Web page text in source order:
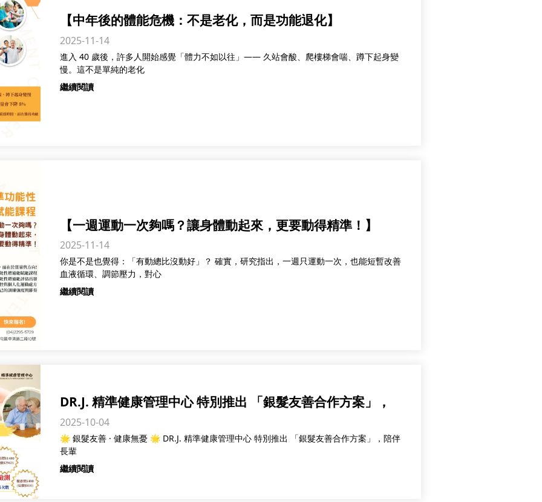
【中年後的體能危機：不是老化，而是功能退化】
2025-11-14
進入 40 歲後，許多人開始感覺「體力不如以往」—— 久站會酸、爬樓梯會喘、蹲下起身變
慢。這不是單純的老化
繼續閱讀
【一週運動一次夠嗎？讓身體動起來，更要動得精準！】
2025-11-14
你是不是也覺得：「有動總比沒動好」？ 確實，研究指出，一週只運動一次，也能短暫改善
血液循環、調節壓力，對心
繼續閱讀
DR.J. 精準健康管理中心 特別推出 「銀髮友善合作方案」，
陪伴長輩守護健康、快樂生活！
2025-10-04
🌟 銀髮友善 · 健康無憂 🌟 DR.J. 精準健康管理中心 特別推出 「銀髮友善合作方案」，陪伴
長輩
繼續閱讀